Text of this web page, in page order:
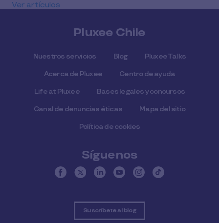
Ver artículos
Pluxee Chile
Nuestros servicios Blog Pluxee Talks
Acerca de Pluxee Centro de ayuda
Life at Pluxee Bases legales y concursos
Canal de denuncias éticas Mapa del sitio
Política de cookies
Síguenos
Suscríbete al blog